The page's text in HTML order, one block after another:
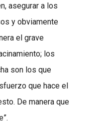
asegurar a los
y obviamente
el grave
los
son los que
que hace el
De manera que